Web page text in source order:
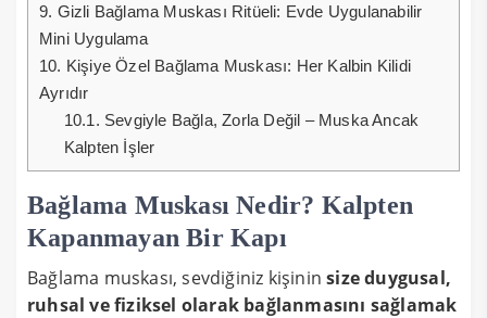
9. Gizli Bağlama Muskası Ritüeli: Evde Uygulanabilir
Mini Uygulama
10. Kişiye Özel Bağlama Muskası: Her Kalbin Kilidi
Ayrıdır
10.1. Sevgiyle Bağla, Zorla Değil – Muska Ancak
Kalpten İşler
Bağlama Muskası Nedir? Kalpten
Kapanmayan Bir Kapı
Bağlama muskası, sevdiğiniz kişininsize duygusal,
ruhsal ve fiziksel olarak bağlanmasını sağlamak